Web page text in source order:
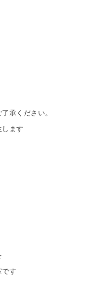
承ください。
ます
です